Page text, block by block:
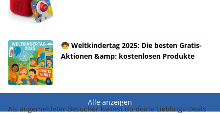
🧒 Weltkindertag 2025: Die besten Gratis-
Aktionen &amp; kostenlosen Produkte
Alle anzeigen
Als angemeldeter Besucher kannst du deine Lieblings-Deals